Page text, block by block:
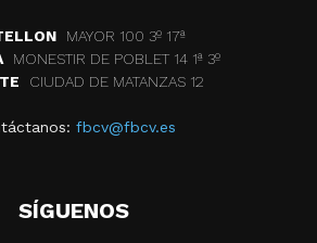
MAYOR 100 3º 17ª
MONESTIR DE POBLET 14 1ª 3º
CIUDAD DE MATANZAS 12
fbcv@fbcv.es
SÍGUENOS